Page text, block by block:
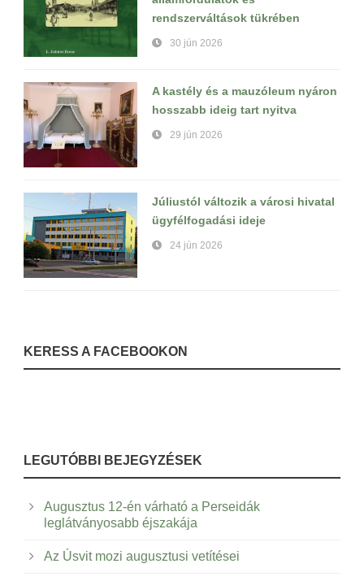
rendszerváltások tükrében
30 jún 2026
A kastély és a mauzóleum nyáron
hosszabb ideig tart nyitva
29 jún 2026
Júliustól változik a városi hivatal
ügyfélfogadási ideje
24 jún 2026
KERESS A FACEBOOKON
LEGUTÓBBI BEJEGYZÉSEK
Augusztus 12-én várható a Perseidák
leglátványosabb éjszakája
Az Úsvit mozi augusztusi vetítései